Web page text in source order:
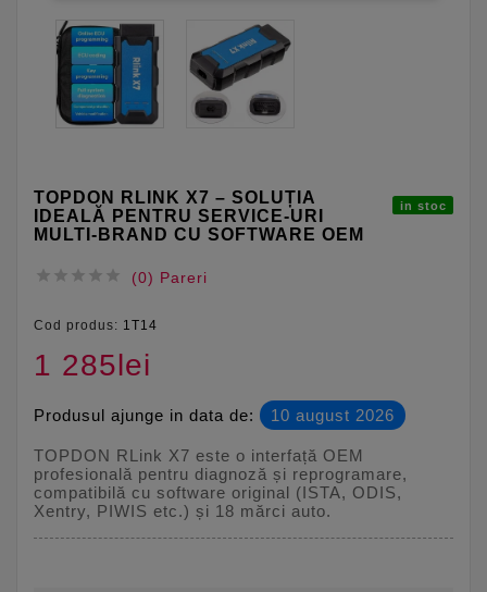
TOPDON RLINK X7 – SOLUȚIA
IDEALĂ PENTRU SERVICE-URI
MULTI-BRAND CU SOFTWARE OEM
in stoc
     (0) Pareri
Cod produs: 1T14
1 285lei
Produsul ajunge in data de: 10 august 2026
TOPDON RLink X7 este o interfață OEM
profesională pentru diagnoză și reprogramare,
compatibilă cu software original (ISTA, ODIS,
Xentry, PIWIS etc.) și 18 mărci auto.